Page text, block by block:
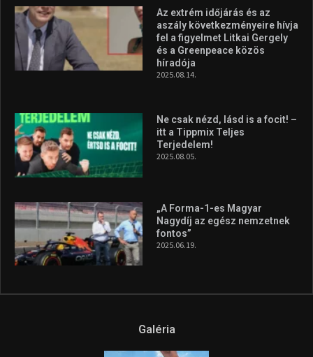
Az extrém időjárás és az
aszály következményeire hívja
fel a figyelmet Litkai Gergely
és a Greenpeace közös
híradója
2025.08.14.
Ne csak nézd, lásd is a focit! –
itt a Tippmix Teljes
Terjedelem!
2025.08.05.
„A Forma-1-es Magyar
Nagydíj az egész nemzetnek
fontos”
2025.06.19.
Galéria